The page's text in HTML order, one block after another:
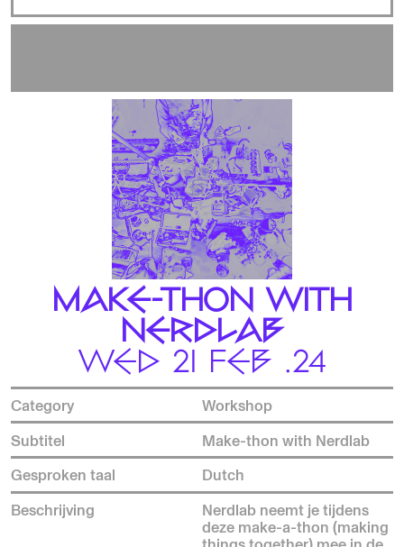
MAKE-THON WITH
NERDLAB
WED 21 FEB .24
Category
Workshop
Subtitel
Make-thon with Nerdlab
Gesproken taal
Dutch
Beschrijving
Nerdlab neemt je tijdens
deze make-a-thon (making